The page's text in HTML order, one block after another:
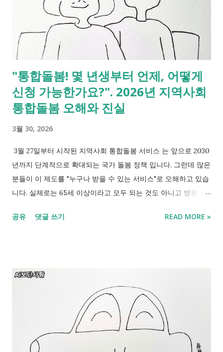
1. 일찍 받는 조기수령과 제때 받는 정기수령, 더 유리한 것은? 결
론부터 말씀드리면 유불리가 갈리는 기준점은 약 75세 전후입니
다. - 75세 이전까지 일찍 받기 시작한 '조기 수령' 이 누적 금액
면에서 유리합니다. - 75세 이후부터 매달 받는 금액이 더 큰 '정
기 수령' 이 유리해지기 시작합니다. 왜 이런 결과가 나오는지, 실
제 계산으로 살펴보겠습니다. 한눈에 보는 수령 시점별 누적 금액
비교(월 수령액 100만 원 가정) 65세 기준 연금액이 월 100만 원
이라 가정할 때 조기 수령 시 70% 적용되어 월 70만 원을 수령하
게 됩니다. 이 경우를 가정하여 비교해 보겠습니다. 한 줄 정리
75세 이전까지는 조기 수령이 유리하고, 이후부터는 정기 수령이
"통합돌봄! 몇 년생부터 언제, 어떻게
신청 가능한가요?". 2026년 지역사회
통합돌봄 오해와 진실
3월 30, 2026
3월 27일부터 시작된 지역사회 통합돌봄 서비스 는 앞으로 2030
년까지 단계적으로 확대되는 국가 돌봄 정책 입니다. 그런데 많은
분들이 이 제도를 "누구나 받을 수 있는 서비스"로 오해하고 있습
니다. 실제로는 65세 이상이라고 모두 되는 것도 아니고 병원 퇴
운 대상 기준을 명확히 정리하고 내가 언제부터 해당되는지까지
기준 몇 년생부터 가능할까 1. 통합돌봄 서비스란? 지역사회 통합
돌봄은 병원이나 시설이 아닌 살던 곳에서 계속 생활할 수 있도록
의료, 돌봄, 요양 서비스를 함께 제공하는 제도입니다. 장기요양
보험, 방문간호, 재가서비스 등 기존 복지서비스와 연계되어 제공
됩니다. 단순 지원이 아니라 생활이 가능한 상태를 유지하는 것
이 목적입니다. 2. 대상 기준은 어떻게 되나요? 대상을 정할 때 가
공유 댓글 쓰기 READ MORE »